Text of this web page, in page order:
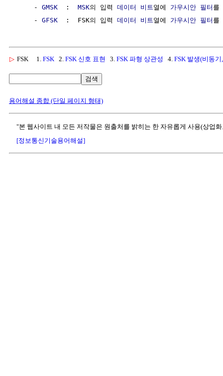
     -
GMSK
  :
MSK의 입력 데이터 비트 열에 가우시안 필터 를
     -
GFSK
  :  FSK의 입력
데이터 비트 열에 가우시안 필터
▷ FSK 1. FSK 2. FSK 신호 표현 3. FSK 파형 상관성 4. FSK 발생(비동기
검색
용어해설 종합 (단일 페이지 형태)
"본 웹사이트 내 모든 저작물은 원출처를 밝히는 한 자유롭게 사용(상업
[정보통신기술용어해설]